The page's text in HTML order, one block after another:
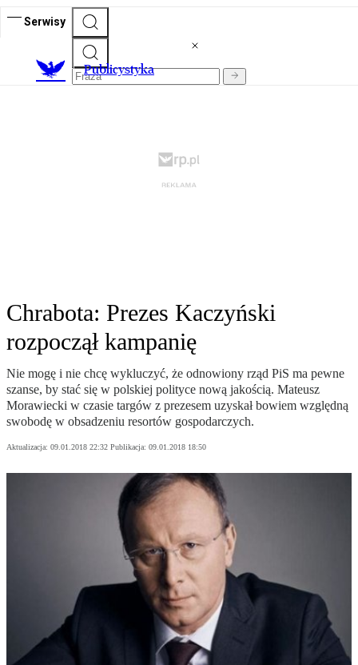
Serwisy
Publicystyka
Chrabota: Prezes Kaczyński
rozpoczął kampanię
Nie mogę i nie chcę wykluczyć, że odnowiony rząd PiS ma pewne
szanse, by stać się w polskiej polityce nową jakością. Mateusz
Morawiecki w czasie targów z prezesem uzyskał bowiem względną
swobodę w obsadzeniu resortów gospodarczych.
Aktualizacja: 09.01.2018 22:32 Publikacja: 09.01.2018 18:50